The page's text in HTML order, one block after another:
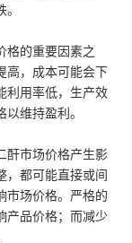
格的重要因素之
高，成本可能会下
利用率低，生产效
维持盈利。
酐市场价格产生影
，都可能直接或间
市场价格。严格的
产品价格；而减少